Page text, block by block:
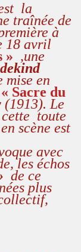
la
traînée de
à
18 avril
» ,une
mise en
« Sacre du
(1913). Le
toute
scène est
avec
les échos
de ce
plus